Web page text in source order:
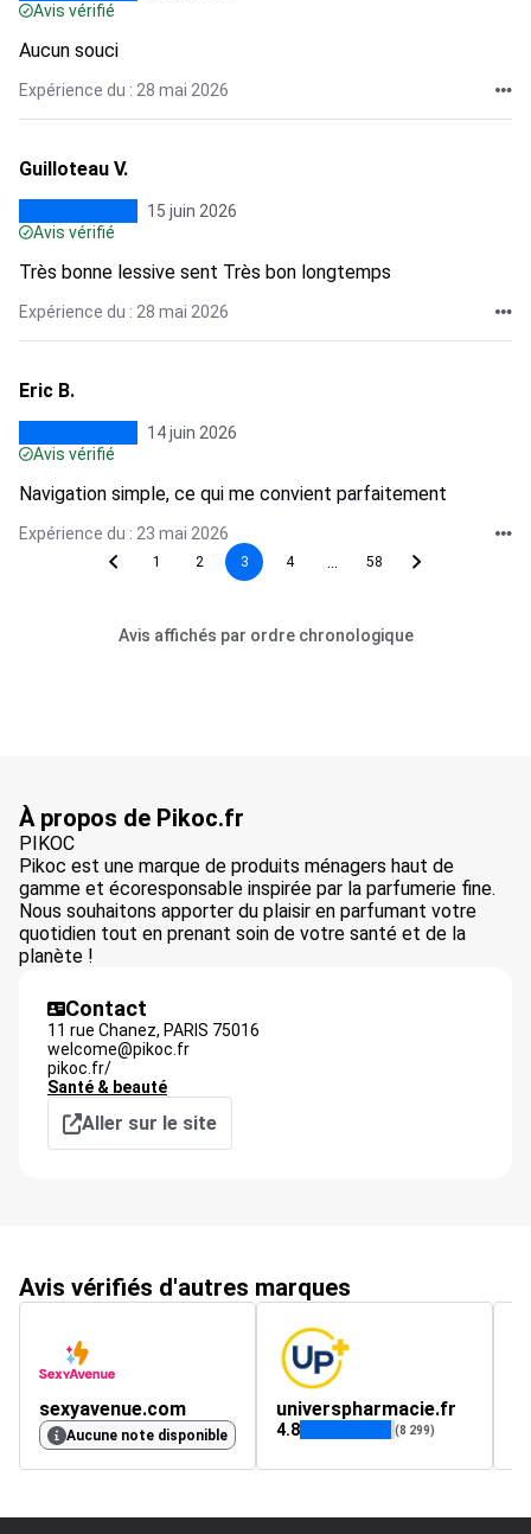
Avis vérifié
Aucun souci
Expérience du : 28 mai 2026
Guilloteau V.
15 juin 2026
Avis vérifié
Très bonne lessive sent Très bon longtemps
Expérience du : 28 mai 2026
Eric B.
14 juin 2026
Avis vérifié
Navigation simple, ce qui me convient parfaitement
Expérience du : 23 mai 2026
1 2 3 4 58
Avis affichés par ordre chronologique
À propos de Pikoc.fr
PIKOC
Pikoc est une marque de produits ménagers haut de
gamme et écoresponsable inspirée par la parfumerie fine.
Nous souhaitons apporter du plaisir en parfumant votre
quotidien tout en prenant soin de votre santé et de la
planète !
Contact
11 rue Chanez, PARIS 75016
welcome@pikoc.fr
pikoc.fr/
Santé & beauté
Aller sur le site
Avis vérifiés d'autres marques
sexyavenue.com
Aucune note disponible
universpharmacie.fr
4.8 (8 299)